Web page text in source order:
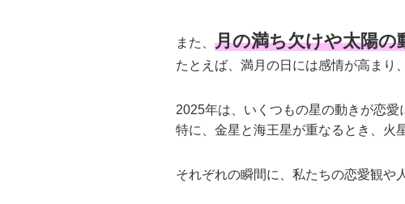
また、 月の満ち欠けや太陽
たとえば、満月の日には感情が高まり
2025年は、いくつもの星の動きが恋愛
特に、金星と海王星が重なるとき、火
それぞれの瞬間に、私たちの恋愛観や